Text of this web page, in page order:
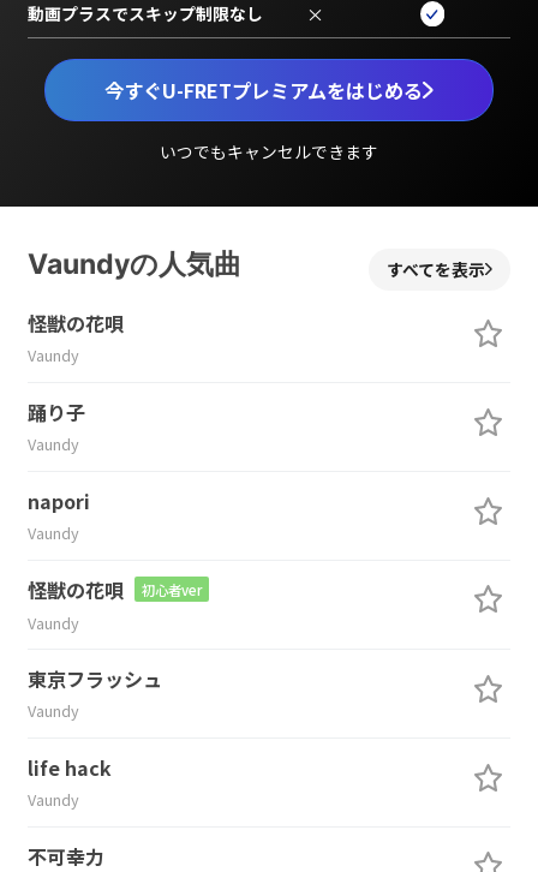
今すぐU-FRETプレミアムをはじめる
いつでもキャンセルできます
動画プラスでスキップ制限なし ×
Vaundyの人気曲 すべてを表示
怪獣の花唄
Vaundy
踊り子
Vaundy
napori
Vaundy
怪獣の花唄 初心者ver
Vaundy
東京フラッシュ
Vaundy
life hack
Vaundy
不可幸力